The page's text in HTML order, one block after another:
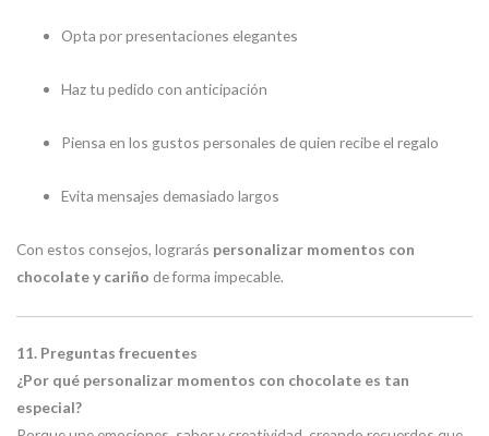
Opta por presentaciones elegantes
Haz tu pedido con anticipación
Piensa en los gustos personales de quien recibe el regalo
Evita mensajes demasiado largos
Con estos consejos, lograrás personalizar momentos con
chocolate y cariño de forma impecable.
11. Preguntas frecuentes
¿Por qué personalizar momentos con chocolate es tan
especial?